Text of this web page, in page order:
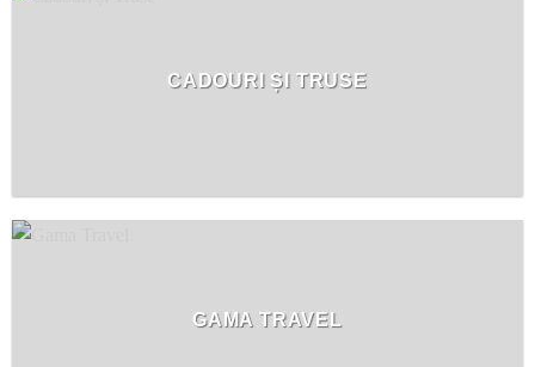
CADOURI ȘI TRUSE
GAMA TRAVEL